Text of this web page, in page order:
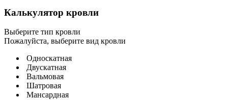
Калькулятор кровли
Выберите тип кровли
Пожалуйста, выберите вид кровли
Односкатная
Двускатная
Вальмовая
Шатровая
Мансардная